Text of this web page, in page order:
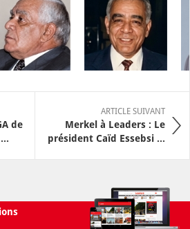
de
ARTICLE SUIVANT
Merkel à Leaders : Le
président Caïd Essebsi ...